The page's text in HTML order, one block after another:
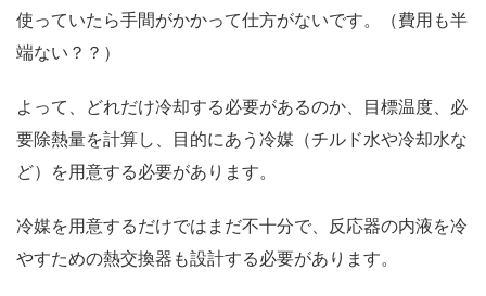
使っていたら手間がかかって仕方がないです。（費用も半
端ない？？）
よって、どれだけ冷却する必要があるのか、目標温度、必
要除熱量を計算し、目的にあう冷媒（チルド水や冷却水な
ど）を用意する必要があります。
冷媒を用意するだけではまだ不十分で、反応器の内液を冷
やすための熱交換器も設計する必要があります。